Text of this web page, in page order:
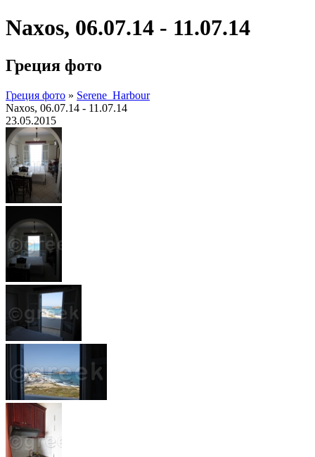
Naxos, 06.07.14 - 11.07.14
Греция фото
Греция фото » Serene_Harbour
Naxos, 06.07.14 - 11.07.14
23.05.2015